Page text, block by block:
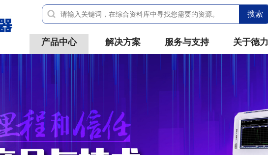
搜索
产品中心 解决方案 服务与支持 关于德力